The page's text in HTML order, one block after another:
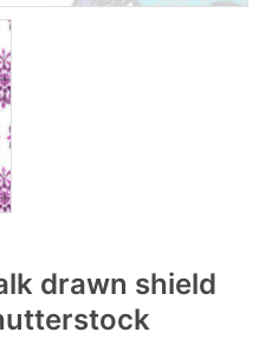
drawn shield